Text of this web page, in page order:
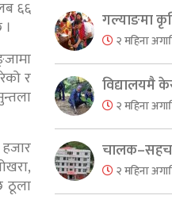
६६
र
ठूला
गल्याङमा
२ महिना
विद्यालयमै
२ महिना
२ महिना